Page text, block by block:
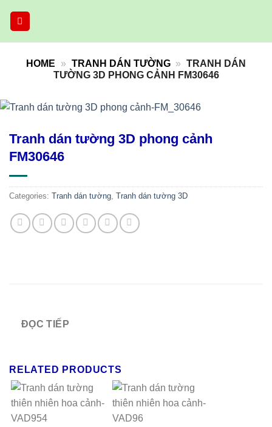
HOME » TRANH DÁN TƯỜNG » TRANH DÁN
TƯỜNG 3D PHONG CẢNH FM30646
Tranh dán tường 3D phong cảnh
FM30646
Categories: Tranh dán tường, Tranh dán tường 3D
ĐỌC TIẾP
RELATED PRODUCTS